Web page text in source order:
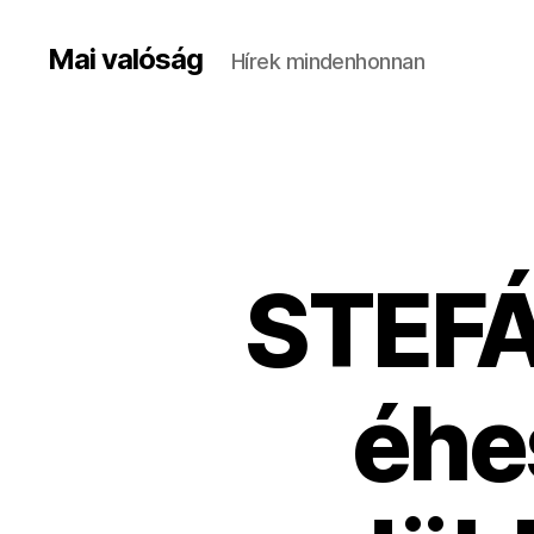
Mai valóság Hírek mindenhonnan